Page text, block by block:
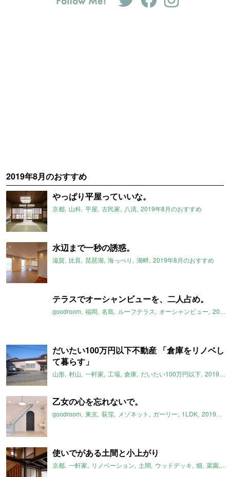
2019年8月のおすすめ
やっぱり平屋っていいな。
京都 山科 平屋 古民家 八清 2019年8月のおすすめ
水辺まで一秒の誘惑。
滋賀 比良 琵琶湖 海っぺり 湖畔 2019年8月のおすすめ
テラスでオーシャンビューを、二人占め。
goodroom 福岡 名島 ルーフテラス オーシャンビュー 2019年8月のおすすめ
だいたい100万円以下不動産 「倉庫をリノベし
て暮らす」
山形 村山 一軒家 工場 倉庫 だいたい100万円以下 2019年8月のおすすめ
乙女の心を忘れないで。
goodroom 東京 荻窪 メゾネット ガーリー 1LDK 2019年8月のおすすめ
使いでがある土間と小上がり
京都 一軒家 リノベーション 土間 ウッドデッキ 畑 菜園